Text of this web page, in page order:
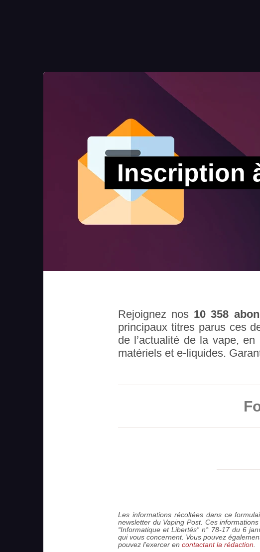
Inscription
Rejoignez nos 10 358
principaux titres parus ces
de l’actualité de la vape,
matériels et e-liquides.
Les informations récoltées dans ce
newsletter du Vaping Post. Ces
“Informatique et Libertés” n° 78-17 du 6
qui vous concernent. Vous pouvez
pouvez l’exercer en contactant la rédaction